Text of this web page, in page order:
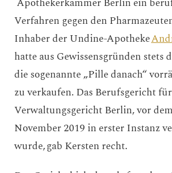
Apothekerkammer Berlin ein
Verfahren gegen den
Inhaber der Undine-Apotheke
hatte aus Gewissensgründen stets
die sogenannte „Pille danach“
zu verkaufen. Das Berufsgericht
Verwaltungsgericht Berlin, vor
November 2019 in erster Instanz
wurde, gab Kersten recht.